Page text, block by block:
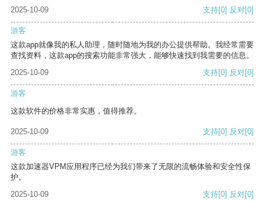
2025-10-09
支持[0] 反对[0]
游客
这款app就像我的私人助理，随时随地为我的办公提供帮助。我经常需要
查找资料，这款app的搜索功能非常强大，能够快速找到我需要的信息。
2025-10-09
支持[0] 反对[0]
游客
这款软件的价格非常实惠，值得推荐。
2025-10-09 支持[0] 反对[0]
游客
这款加速器VPM应用程序已经为我们带来了无限的流畅体验和安全性保
护。
2025-10-09
支持[0] 反对[0]